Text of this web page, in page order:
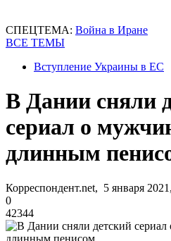
СПЕЦТЕМА: Война в Иране
ВСЕ ТЕМЫ
Вступление Украины в ЕС
В Дании сняли
сериал о
длинным
Корреспондент.net, 5 января
0
42344